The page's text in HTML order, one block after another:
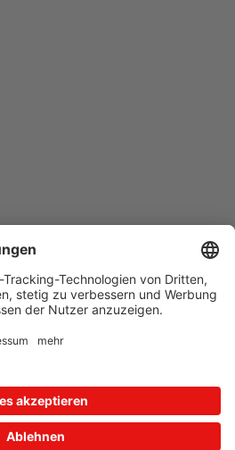
Hier können Sie sich anmelden:
Zum Formular